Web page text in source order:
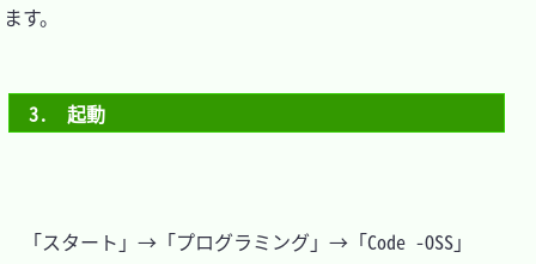
ます。
3.　起動
「スタート」→「プログラミング」→「Code -OSS」